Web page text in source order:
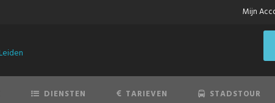
Mijn
DIENSTEN TARIEVEN
STADSTOUR